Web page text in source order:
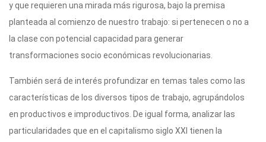
y que requieren una mirada más rigurosa, bajo la premisa
planteada al comienzo de nuestro trabajo: si pertenecen o no a
la clase con potencial capacidad para generar
transformaciones socio económicas revolucionarias.
También será de interés profundizar en temas tales como las
características de los diversos tipos de trabajo, agrupándolos
en productivos e improductivos. De igual forma, analizar las
particularidades que en el capitalismo siglo XXI tienen la